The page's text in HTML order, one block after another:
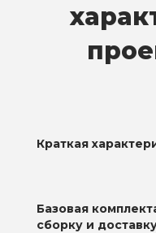
Краткая
Базовая
сборку и